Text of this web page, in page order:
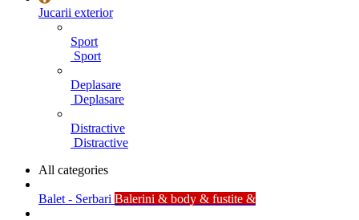
Jucarii exterior
Sport
Sport
Deplasare
Deplasare
Distractive
Distractive
All categories
Balet - Serbari Balerini & body & fustite &